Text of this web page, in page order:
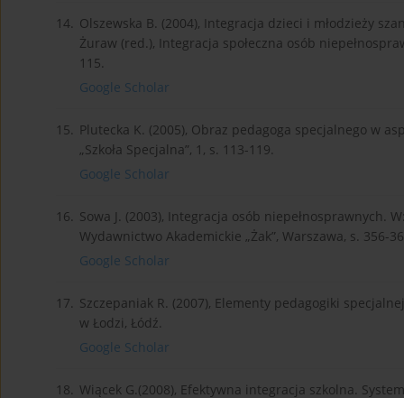
14. Olszewska B. (2004), Integracja dzieci i młodzieży
Żuraw (red.), Integracja społeczna osób
115.
Google Scholar
15. Plutecka K. (2005), Obraz pedagoga specjalnego w
„Szkoła Specjalna”, 1, s. 113-119.
Google Scholar
16. Sowa J. (2003), Integracja osób niepełnosprawnych.
Wydawnictwo Akademickie „Żak”, Warszawa, s. 356-
Google Scholar
17. Szczepaniak R. (2007), Elementy pedagogiki
w Łodzi, Łódź.
Google Scholar
18. Wiącek G.(2008), Efektywna integracja szkolna.